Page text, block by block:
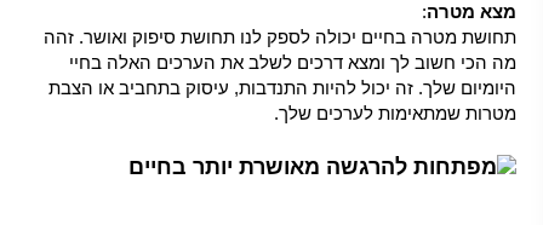
מצא מטרה:
תחושת מטרה בחיים יכולה לספק לנו תחושת סיפוק ואושר. זהה
מה הכי חשוב לך ומצא דרכים לשלב את הערכים האלה בחיי
היומיום שלך. זה יכול להיות התנדבות, עיסוק בתחביב או הצבת
מטרות שמתאימות לערכים שלך.